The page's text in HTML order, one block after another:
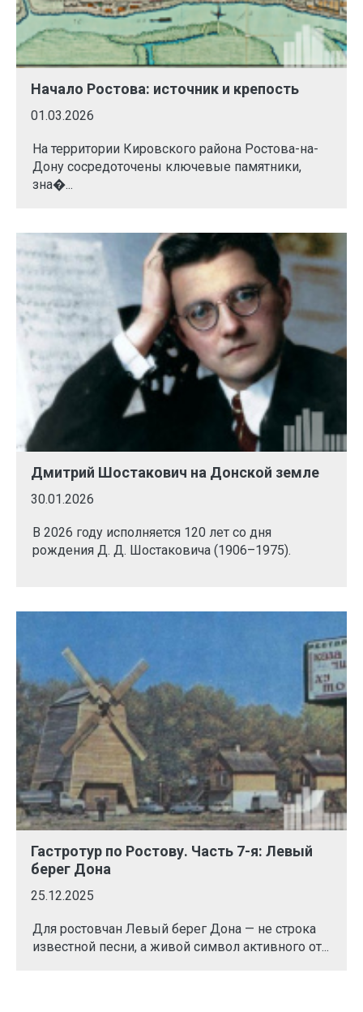
Начало Ростова: источник и крепость
01.03.2026
На территории Кировского района Ростова-на-
Дону сосредоточены ключевые памятники,
зна�...
Дмитрий Шостакович на Донской земле
30.01.2026
В 2026 году исполняется 120 лет со дня
рождения Д. Д. Шостаковича (1906–1975).
Гастротур по Ростову. Часть 7-я: Левый
берег Дона
25.12.2025
Для ростовчан Левый берег Дона — не строка
известной песни, а живой символ активного от...